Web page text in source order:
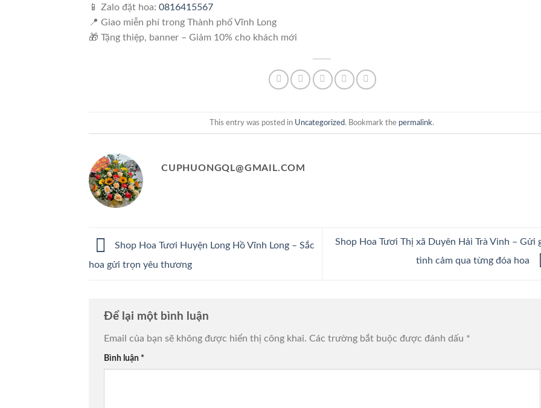
📱 Zalo đặt hoa: 0816415567
📍 Giao miễn phí trong Thành phố Vĩnh Long
🎁 Tặng thiệp, banner – Giảm 10% cho khách mới
This entry was posted in Uncategorized. Bookmark the permalink.
CUPHUONGQL@GMAIL.COM
Shop Hoa Tươi Huyện Long Hồ Vĩnh Long – Sắc
hoa gửi trọn yêu thương
Shop Hoa Tươi Thị xã Duyên Hải Trà Vinh – Gửi
tình cảm qua từng đóa hoa
Để lại một bình luận
Email của bạn sẽ không được hiển thị công khai. Các trường bắt buộc được đánh dấu *
Bình luận *